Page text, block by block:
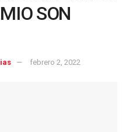
SON
febrero 2, 2022